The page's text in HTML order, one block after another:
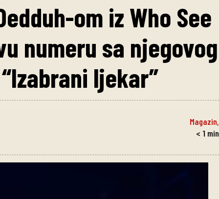
om iz Who See
numeru sa njegovog
ljekar”
Magazin,
< 1 min